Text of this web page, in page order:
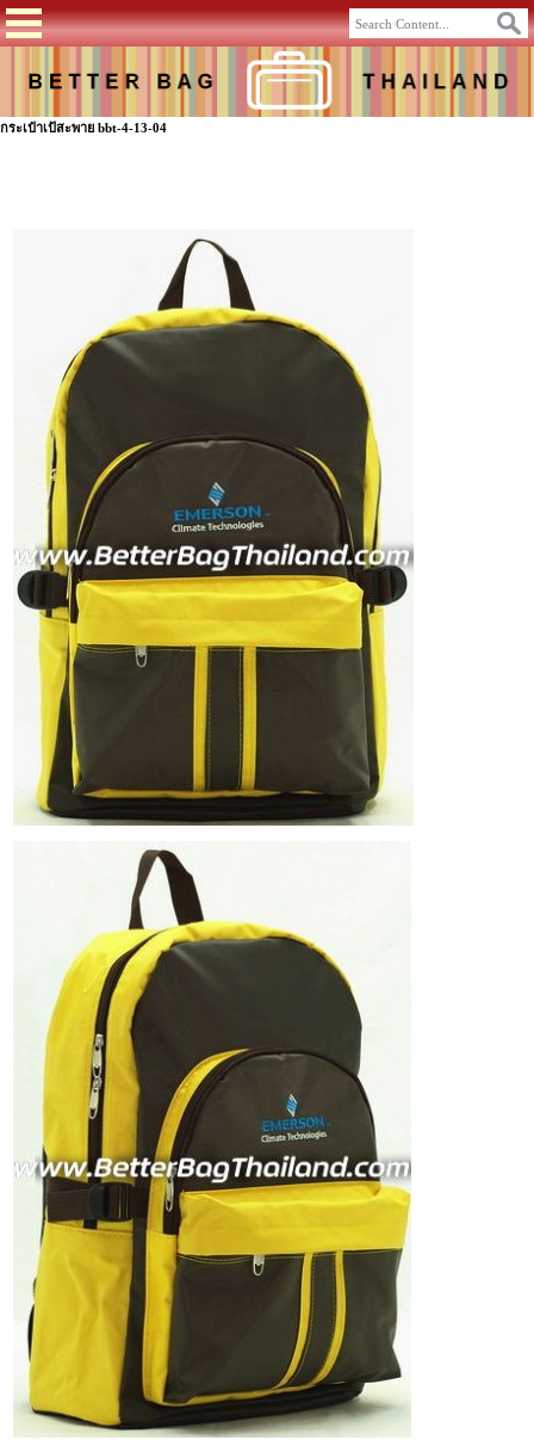
กระเป๋าเป้สะพาย bbt-4-13-04